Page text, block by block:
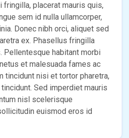
fringilla, placerat mauris quis,
sem id nulla ullamcorper,
Donec nibh orci, aliquet sed
ex. Phasellus fringilla
Pellentesque habitant morbi
et malesuada fames ac
tincidunt nisi et tortor pharetra,
Sed imperdiet mauris
nisl scelerisque
euismod eros id